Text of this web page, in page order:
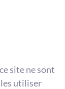
site ne sont
les utiliser